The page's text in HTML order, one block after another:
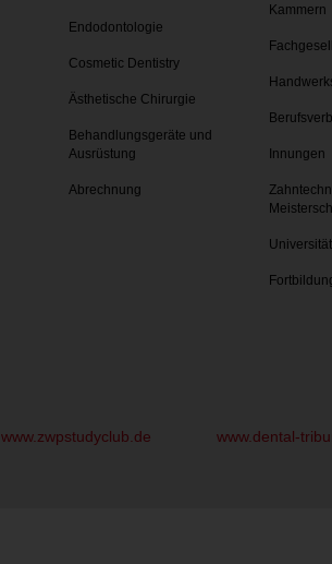
Endodontologie
Cosmetic Dentistry
Ästhetische Chirurgie
Behandlungsgeräte und
Ausrüstung
Abrechnung
Kammern
Innungen
www.zwpstudyclub.de www.dental-